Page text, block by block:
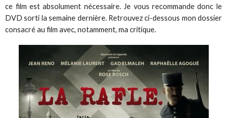
ce film est absolument nécessaire. Je vous recommande donc le
DVD sorti la semaine dernière. Retrouvez ci-dessous mon dossier
consacré au film avec, notamment, ma critique.